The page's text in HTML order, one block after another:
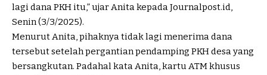
lagi dana PKH itu,” ujar Anita kepada Journalpost.id,
Senin (3/3/2025).
Menurut Anita, pihaknya tidak lagi menerima dana
tersebut setelah pergantian pendamping PKH desa yang
bersangkutan. Padahal kata Anita, kartu ATM khusus